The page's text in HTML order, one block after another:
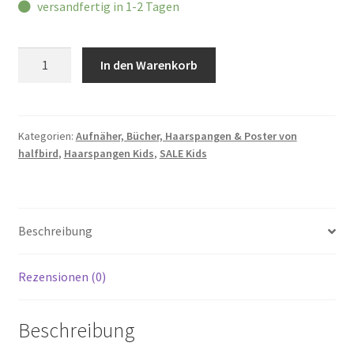
versandfertig in 1-2 Tagen
In den Warenkorb
Kategorien: Aufnäher, Bücher, Haarspangen & Poster von
halfbird, Haarspangen Kids, SALE Kids
Beschreibung
Rezensionen (0)
Beschreibung